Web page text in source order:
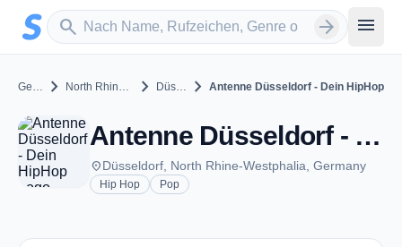
Zum Hauptinhalt springen
search
Sender suchen arrow_forward menu
Germany chevron_right North Rhine-Westphalia chevron_right Düsseldorf chevron_right Antenne Düsseldorf - Dein HipHop
Antenne Düsseldorf - Dein HipHop - Düsseldorf
placeDüsseldorf, North Rhine-Westphalia, Germany
Hip Hop Pop